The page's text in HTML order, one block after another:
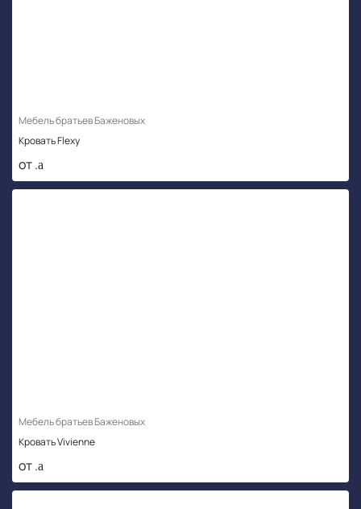
Мебель братьев Баженовых
Кровать Flexy
от .
Мебель братьев Баженовых
Кровать Vivienne
от .